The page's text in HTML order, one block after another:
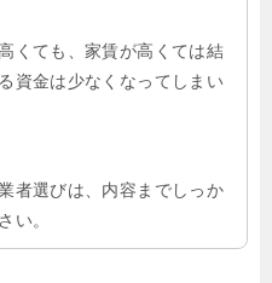
くても、家賃が高くては結
資金は少なくなってしまい
者選びは、内容までしっか
い。